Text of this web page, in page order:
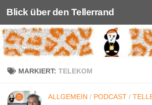
Unter dem Inhalt
Blick über den Tellerrand
MARKIERT: TELEKOM
ALLGEMEIN / PODCAST /